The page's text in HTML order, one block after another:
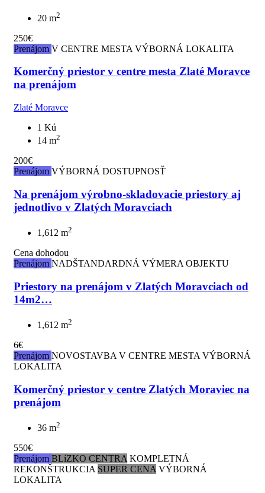
20 m2
250€
Prenájom V CENTRE MESTA VÝBORNÁ LOKALITA
Komerčný priestor v centre mesta Zlaté Moravce
na prenájom
Zlaté Moravce
1 Kú
14 m2
200€
Prenájom VÝBORNÁ DOSTUPNOSŤ
Na prenájom výrobno-skladovacie priestory aj
jednotlivo v Zlatých Moravciach
1,612 m2
Cena dohodou
Prenájom NADŠTANDARDNÁ VÝMERA OBJEKTU
Priestory na prenájom v Zlatých Moravciach od
14m2…
1,612 m2
6€
Prenájom NOVOSTAVBA V CENTRE MESTA VÝBORNÁ
LOKALITA
Komerčný priestor v centre Zlatých Moraviec na
prenájom
36 m2
550€
Prenájom BLíZKO CENTRA KOMPLETNÁ
REKONŠTRUKCIA SUPER CENA VÝBORNÁ
LOKALITA